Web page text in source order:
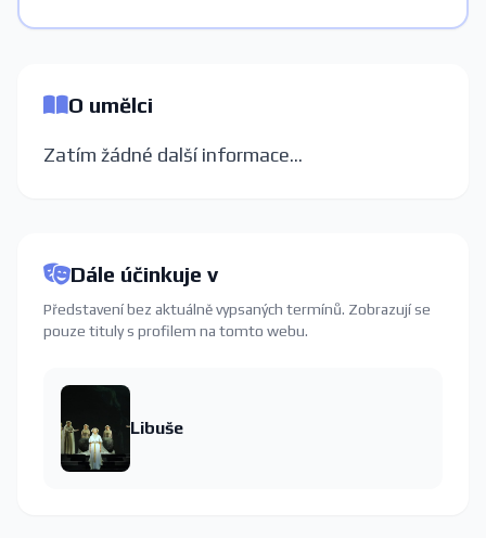
O umělci
Zatím žádné další informace...
Dále účinkuje v
Představení bez aktuálně vypsaných termínů. Zobrazují se
pouze tituly s profilem na tomto webu.
Libuše